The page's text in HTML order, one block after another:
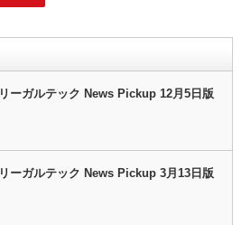
リーガルテック News Pickup 12月5日版
リーガルテック News Pickup 3月13日版